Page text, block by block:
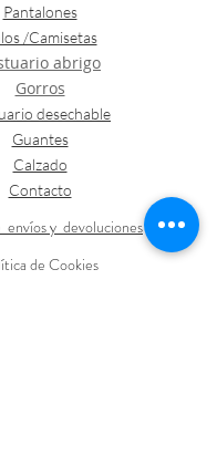
Pantalones
/Camisetas
abrigo
Gorros
desechable
Guantes
Calzado
Contacto
envíos y devoluciones
de Cookies